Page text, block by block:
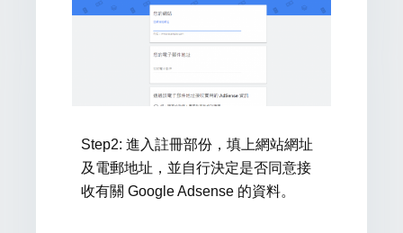
Step2: 進入註冊部份，填上網站網址
及電郵地址，並自行決定是否同意接
收有關 Google Adsense 的資料。